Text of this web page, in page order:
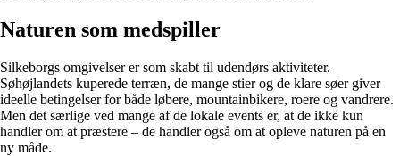
Naturen som medspiller
Silkeborgs omgivelser er som skabt til udendørs aktiviteter.
Søhøjlandets kuperede terræn, de mange stier og de klare søer giver
ideelle betingelser for både løbere, mountainbikere, roere og vandrere.
Men det særlige ved mange af de lokale events er, at de ikke kun
handler om at præstere – de handler også om at opleve naturen på en
ny måde.